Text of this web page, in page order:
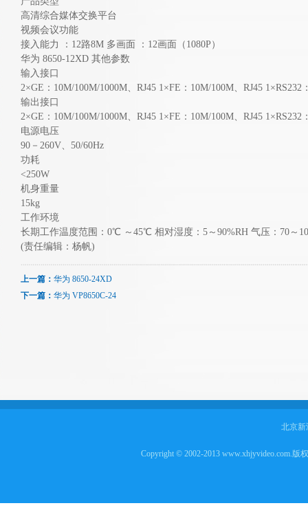
高清综合媒体交换平台
视频会议功能
接入能力 ：12路8M 多画面 ：12画面（1080P）
华为 8650-12XD 其他参数
输入接口
2×GE：10M/100M/1000M、RJ45 1×FE：10M/100M、RJ45 1×RS232
输出接口
2×GE：10M/100M/1000M、RJ45 1×FE：10M/100M、RJ45 1×RS232
电源电压
90－260V、50/60Hz
功耗
<250W
机身重量
15kg
工作环境
长期工作温度范围：0℃ ～45℃ 相对湿度：5～90%RH 气压：70～
(责任编辑：杨帆)
上一篇： 华为 8650-24XD
下一篇： 华为 VP8650C-24
北京新
Copyright © 2002-2013 www.xhjyvideo.com.版